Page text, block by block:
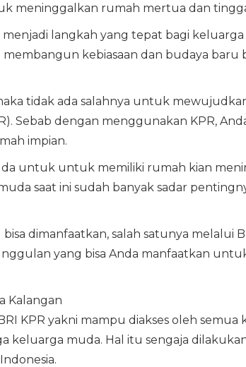
meninggalkan rumah mertua dan
langkah yang tepat bagi keluarga
membangun kebiasaan dan budaya
tidak ada salahnya untuk
Sebab dengan menggunakan KPR,
impian.
untuk untuk memiliki rumah kian
saat ini sudah banyak sadar
dimanfaatkan, salah satunya melalui
yang bisa Anda manfaatkan
Kalangan
KPR yakni mampu diakses oleh semua
keluarga muda. Hal itu sengaja